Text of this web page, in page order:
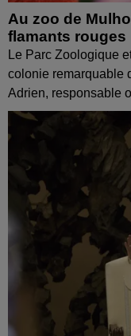
Au zoo de
flamants rouges
Le Parc Zoologique
colonie remarquable
Adrien, responsable